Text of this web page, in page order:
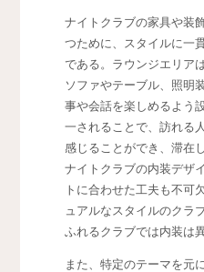
ナイトクラブの家具や装
つために、スタイルに一
である。ラウンジエリア
ソファやテーブル、照明
事や会話を楽しめるよう
一されることで、訪れる
感じることができ、滞在
ナイトクラブの内装デザ
トに合わせた工夫も不可
ュアルなスタイルのクラ
ふれるクラブでは内装は異
また、特定のテーマを元